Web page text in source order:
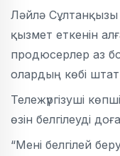
Ләйлә
қызмет еткенін
продюсерлер аз
олардың көбі
Тележүргізуші
өзін белгілеуді
“Мені белгілей